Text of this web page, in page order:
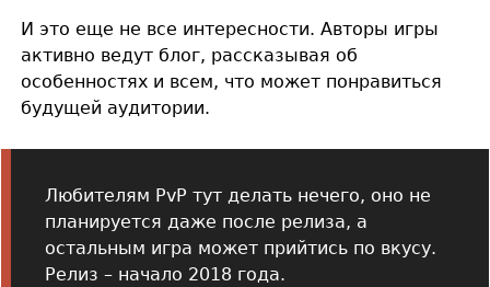
И это еще не все интересности. Авторы игры
активно ведут блог, рассказывая об
особенностях и всем, что может понравиться
будущей аудитории.
Любителям PvP тут делать нечего, оно не
планируется даже после релиза, а
остальным игра может прийтись по вкусу.
Релиз – начало 2018 года.